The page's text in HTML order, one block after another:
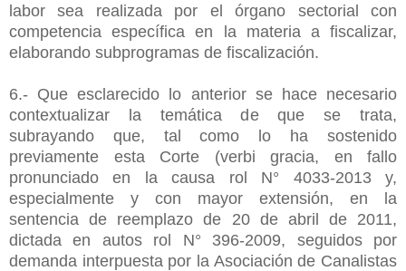
labor sea realizada por el órgano sectorial con
competencia específica en la materia a fiscalizar,
elaborando subprogramas de fiscalización.
6.- Que esclarecido lo anterior se hace necesario
contextualizar la temática de que se trata,
subrayando que, tal como lo ha sostenido
previamente esta Corte (verbi gracia, en fallo
pronunciado en la causa rol N° 4033-2013 y,
especialmente y con mayor extensión, en la
sentencia de reemplazo de 20 de abril de 2011,
dictada en autos rol N° 396-2009, seguidos por
demanda interpuesta por la Asociación de Canalistas